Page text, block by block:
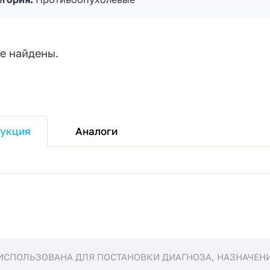
найдены.
Аналоги
ДЛЯ ПОСТАНОВКИ ДИАГНОЗА,